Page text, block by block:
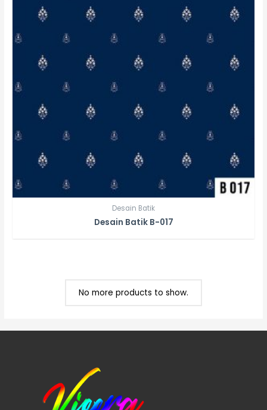
Desain Batik
Desain Batik B-017
No more products to show.